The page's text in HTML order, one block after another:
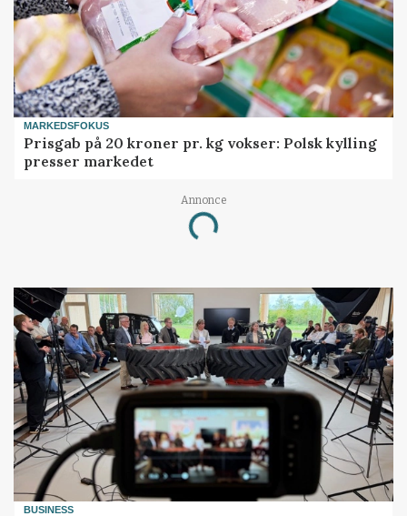
MARKEDSFOKUS
Prisgab på 20 kroner pr. kg vokser: Polsk kylling
presser markedet
Annonce
Loading...
BUSINESS